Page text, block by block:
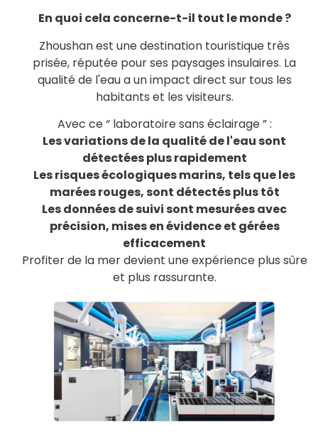
En quoi cela concerne-t-il tout le monde ?
Zhoushan est une destination touristique très
prisée, réputée pour ses paysages insulaires. La
qualité de l'eau a un impact direct sur tous les
habitants et les visiteurs.
Avec ce “ laboratoire sans éclairage ” :
Les variations de la qualité de l'eau sont
détectées plus rapidement
Les risques écologiques marins, tels que les
marées rouges, sont détectés plus tôt
Les données de suivi sont mesurées avec
précision, mises en évidence et gérées
efficacement
Profiter de la mer devient une expérience plus sûre
et plus rassurante.